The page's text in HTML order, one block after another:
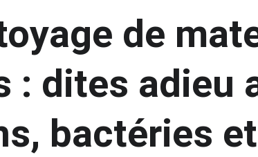
de
: dites adieu
bactéries et